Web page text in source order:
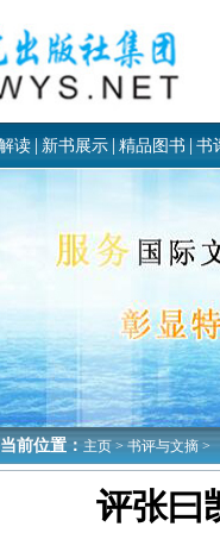
读 | 新书展示 | 精品图书 | 书
当前位置： 主页 > 书评与文摘 >
评张曰